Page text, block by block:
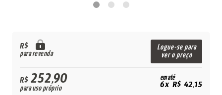
R$
para revenda
Logue-se para
ver o preço
R$252,90
para uso próprio
em até
6x R$ 42,15